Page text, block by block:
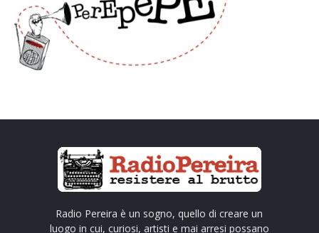
Radio Pereira è un sogno, quello di creare un
luogo in cui, curiosi, artisti e mai arresi possano